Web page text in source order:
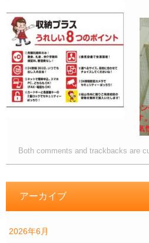
e
b
o
o
k
er
a
Both comments and trackbacks are
アーカイブ
2026年6月